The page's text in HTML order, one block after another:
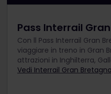
Pass Interrail
Con ll Pass Interrail Gran
viaggiare in treno in Gran
attrazioni in Inghilterra,
Vedi Interrail Gran